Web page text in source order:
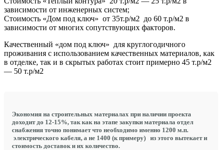
зависимости от инженерных систем;
Стоимость «Дом под ключ» от 35т.р/м2 до 60 т.р/м2 в
зависимости от многих сопутствующих факторов.
Качественный «дом под ключ» для круглогодичного
проживания с использованием качественных материалов, как
в отделке, так и в скрытых работах стоит примерно 45 т.р/м2
— 50 т.р/м2
Экономия на строительных материалах при наличии проекта
доходит до 12-15%, так как на этапе закупки материала отдел
снабжения точно понимает что необходимо именно 1200 м.п.
электрического кабеля, а не 1400 (к примеру) из этого вытекает и
стоимость доставок и их количество.